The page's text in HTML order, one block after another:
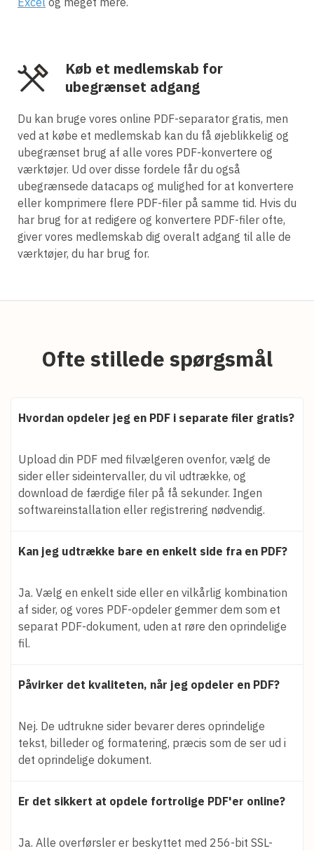
Køb et medlemskab for
ubegrænset adgang
Du kan bruge vores online PDF-separator gratis, men
ved at købe et medlemskab kan du få øjeblikkelig og
ubegrænset brug af alle vores PDF-konvertere og
værktøjer. Ud over disse fordele får du også
ubegrænsede datacaps og mulighed for at konvertere
eller komprimere flere PDF-filer på samme tid. Hvis du
har brug for at redigere og konvertere PDF-filer ofte,
giver vores medlemskab dig overalt adgang til alle de
værktøjer, du har brug for.
Ofte stillede spørgsmål
Hvordan opdeler jeg en PDF i separate filer gratis?
Upload din PDF med filvælgeren ovenfor, vælg de
sider eller sideintervaller, du vil udtrække, og
download de færdige filer på få sekunder. Ingen
softwareinstallation eller registrering nødvendig.
Kan jeg udtrække bare en enkelt side fra en PDF?
Ja. Vælg en enkelt side eller en vilkårlig kombination
af sider, og vores PDF-opdeler gemmer dem som et
separat PDF-dokument, uden at røre den oprindelige
fil.
Påvirker det kvaliteten, når jeg opdeler en PDF?
Nej. De udtrukne sider bevarer deres oprindelige
tekst, billeder og formatering, præcis som de ser ud i
det oprindelige dokument.
Er det sikkert at opdele fortrolige PDF'er online?
Ja. Alle overførsler er beskyttet med 256-bit SSL-